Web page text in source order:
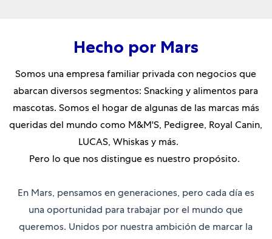
Hecho por Mars
Somos una empresa familiar privada con negocios que
abarcan diversos segmentos: Snacking y alimentos para
mascotas. Somos el hogar de algunas de las marcas más
queridas del mundo como M&M'S, Pedigree, Royal Canin,
LUCAS, Whiskas y más.
Pero lo que nos distingue es nuestro propósito.
En Mars, pensamos en generaciones, pero cada día es
una oportunidad para trabajar por el mundo que
queremos. Unidos por nuestra ambición de marcar la